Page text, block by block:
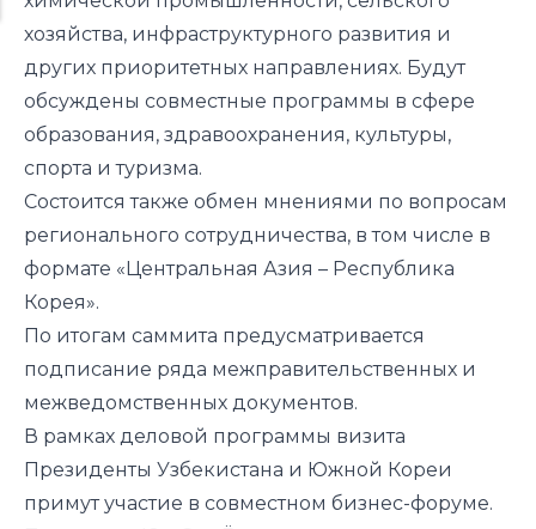
хозяйства, инфраструктурного развития и
других приоритетных направлениях. Будут
обсуждены совместные программы в сфере
образования, здравоохранения, культуры,
спорта и туризма.
Состоится также обмен мнениями по вопросам
регионального сотрудничества, в том числе в
формате «Центральная Азия – Республика
Корея».
По итогам саммита предусматривается
подписание ряда межправительственных и
межведомственных документов.
В рамках деловой программы визита
Президенты Узбекистана и Южной Кореи
примут участие в совместном бизнес-форуме.